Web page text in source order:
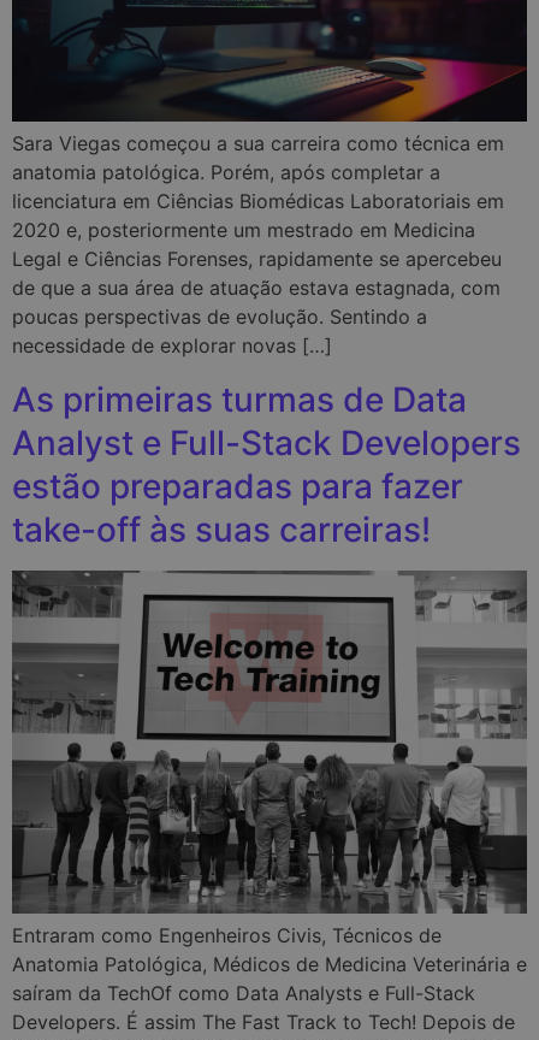
Sara Viegas começou a sua carreira como técnica em
anatomia patológica. Porém, após completar a
licenciatura em Ciências Biomédicas Laboratoriais em
2020 e, posteriormente um mestrado em Medicina
Legal e Ciências Forenses, rapidamente se apercebeu
de que a sua área de atuação estava estagnada, com
poucas perspectivas de evolução. Sentindo a
necessidade de explorar novas […]
As primeiras turmas de Data
Analyst e Full-Stack Developers
estão preparadas para fazer
take-off às suas carreiras!
Entraram como Engenheiros Civis, Técnicos de
Anatomia Patológica, Médicos de Medicina Veterinária e
saíram da TechOf como Data Analysts e Full-Stack
Developers. É assim The Fast Track to Tech! Depois de